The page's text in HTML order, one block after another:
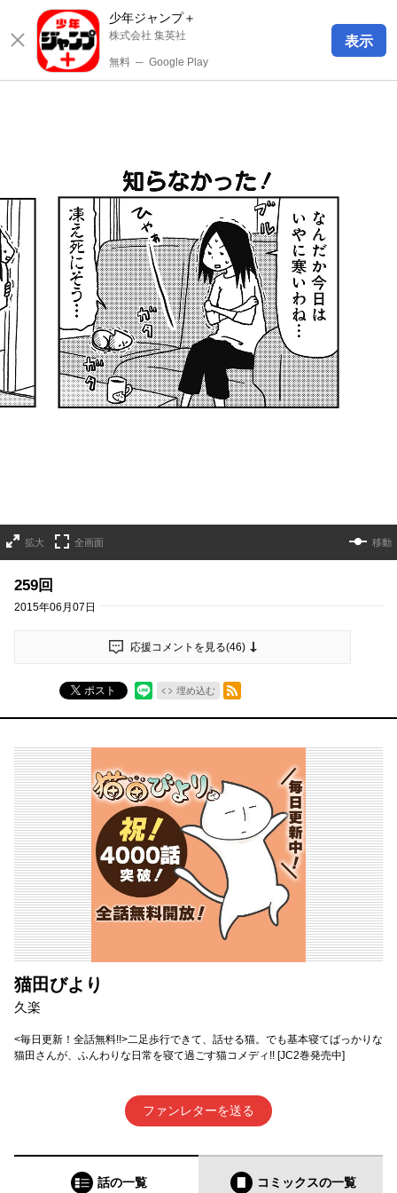
少年ジャンプ＋
株式会社 集英社
無料 ─ Google Play
表示
拡大 全画面 移動
259回
2015年06月07日
応援コメントを見る(46)
ポスト 埋め込む
RSSフィード
猫田びより
久楽
<毎日更新！全話無料!!>二足歩行できて、話せる猫。でも基本寝てばっかりな
猫田さんが、ふんわりな日常を寝て過ごす猫コメディ!! [JC2巻発売中]
ファンレターを送る
話の一覧 コミックスの一覧